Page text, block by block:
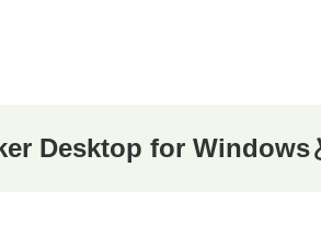
Desktop for Windows